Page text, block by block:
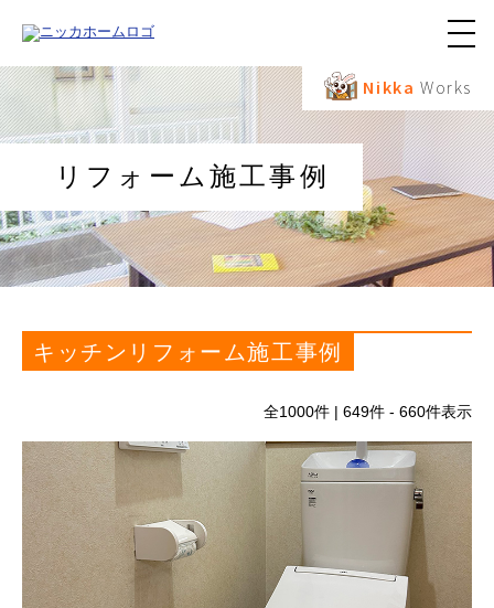
メ
ュ
ボ
タ
ン
Nikka Works
リフォーム施工事例
キッチンリフォーム施工事例
全1000件 | 649件 - 660件表示